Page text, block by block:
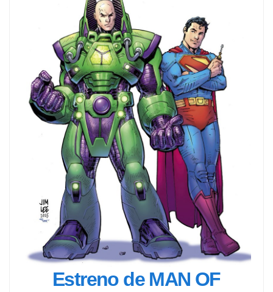
Estreno de MAN OF